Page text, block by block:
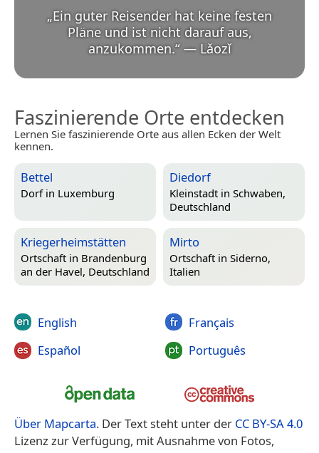
„Ein guter Reisender hat keine festen
Pläne und ist nicht darauf aus,
anzukommen.“ — Lǎozǐ
Faszinierende Orte entdecken
Lernen Sie faszinierende Orte aus allen Ecken der Welt
kennen.
Bettel
Dorf in Luxemburg
Diedorf
Kleinstadt in Schwaben,
Deutschland
Kriegerheimstätten
Ortschaft in Brandenburg
an der Havel, Deutschland
Mirto
Ortschaft in Siderno,
Italien
English
Español
Français
Português
Über Mapcarta. Der Text steht unter der CC BY-SA 4.0
Lizenz zur Verfügung, mit Ausnahme von Fotos,